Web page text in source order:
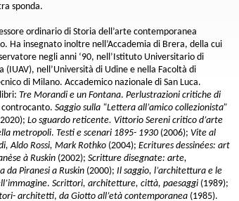
sponda.
ordinario di Storia dell’arte contemporanea
Ha insegnato inoltre nell’Accademia di Brera, della cui
negli anni ‘90, nell’Istituto Universitario di
(IUAV), nell’Università di Udine e nella Facoltà di
di Milano. Accademico nazionale di San Luca.
Tre Morandi e un Fontana. Perlustrazioni critiche di
controcanto. Saggio sulla “Lettera all’amico collezionista”
Lo sguardo reticente. Vittorio Sereni critico d’arte
metropoli. Testi e scenari 1895- 1930(2006); Vite al
Aldo Rossi, Mark Rothko (2004); Ecritures dessinées: art
à Ruskin (2002); Scritture disegnate: arte,
Piranesi a Ruskin (2000); Il saggio, l’architettura e le
. Scrittori, architetture, città, paesaggi (1989);
architetti, da Giotto all’età contemporanea (1985).